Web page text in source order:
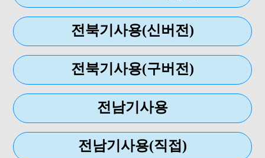
전북기사용(신버전)
전북기사용(구버전)
전남기사용
전남기사용(직접)